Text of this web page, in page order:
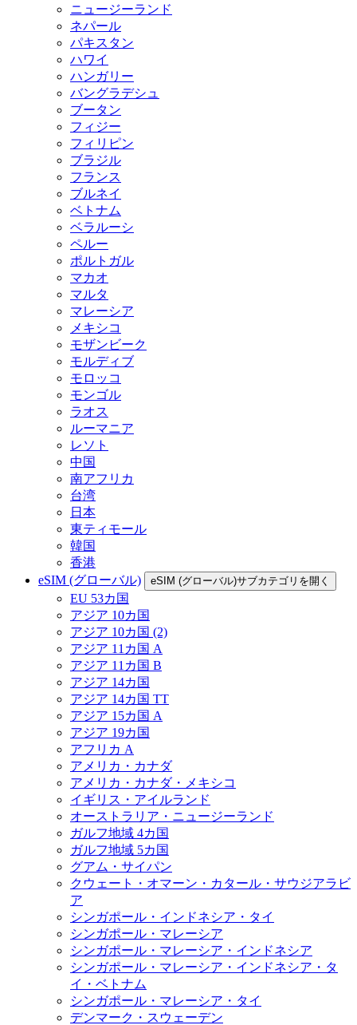
ニュージーランド
ネパール
パキスタン
ハワイ
ハンガリー
バングラデシュ
ブータン
フィジー
フィリピン
ブラジル
フランス
ブルネイ
ベトナム
ベラルーシ
ペルー
ポルトガル
マカオ
マルタ
マレーシア
メキシコ
モザンビーク
モルディブ
モロッコ
モンゴル
ラオス
ルーマニア
レソト
中国
南アフリカ
台湾
日本
東ティモール
韓国
香港
eSIM (グローバル)
eSIM (グローバル)サブカテゴリを開く
EU 53カ国
アジア 10カ国
アジア 10カ国 (2)
アジア 11カ国 A
アジア 11カ国 B
アジア 14カ国
アジア 14カ国 TT
アジア 15カ国 A
アジア 19カ国
アフリカ A
アメリカ・カナダ
アメリカ・カナダ・メキシコ
イギリス・アイルランド
オーストラリア・ニュージーランド
ガルフ地域 4カ国
ガルフ地域 5カ国
グアム・サイパン
クウェート・オマーン・カタール・サウジアラビ
ア
シンガポール・インドネシア・タイ
シンガポール・マレーシア
シンガポール・マレーシア・インドネシア
シンガポール・マレーシア・インドネシア・タ
イ・ベトナム
シンガポール・マレーシア・タイ
デンマーク・スウェーデン